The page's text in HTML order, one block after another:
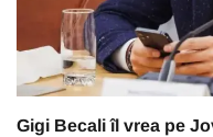
Gigi Becali îl vrea pe